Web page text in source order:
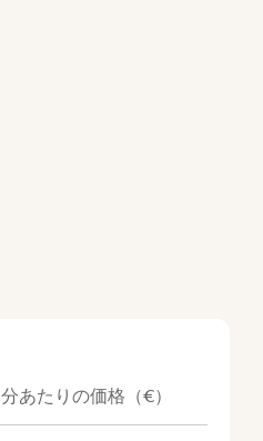
分あたりの価格（€）